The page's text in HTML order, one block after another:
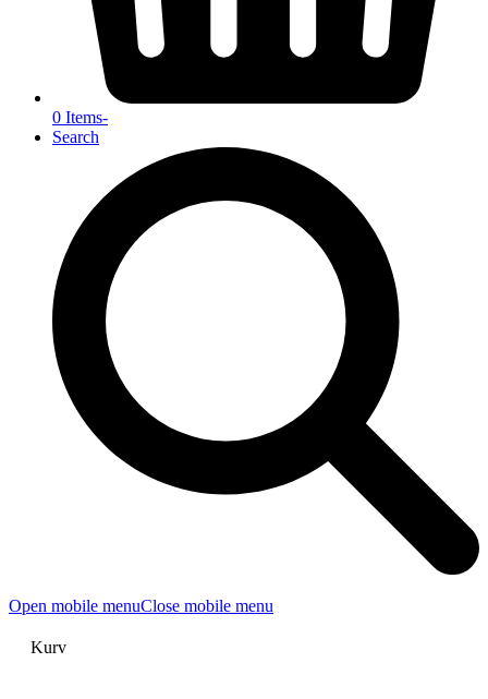
0 Items-
Search
Open mobile menuClose mobile menu
Kurv